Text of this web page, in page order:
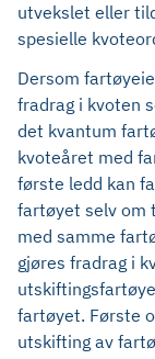
utvekslet eller
spesielle
Dersom
fradrag i kvoten
det kvantum
kvoteåret med
første ledd kan
fartøyet selv om
med samme
gjøres fradrag i
fartøyet. Første
utskifting av